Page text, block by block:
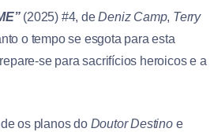
(2025) #4, deDeniz Camp, Terry
o tempo se esgota para esta
se para sacrifícios heroicos e a
os planos do Doutor Destinoe